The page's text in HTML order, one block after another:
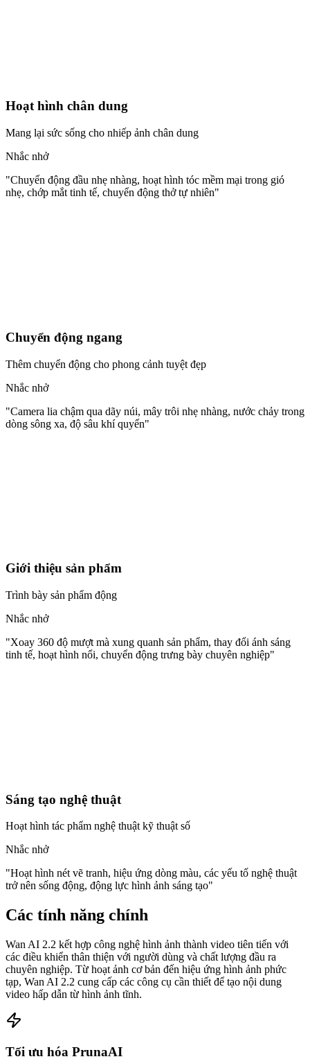
Hoạt hình chân dung
Mang lại sức sống cho nhiếp ảnh chân dung
Nhắc nhở
"Chuyển động đầu nhẹ nhàng, hoạt hình tóc mềm mại trong gió
nhẹ, chớp mắt tinh tế, chuyển động thở tự nhiên"
Chuyển động ngang
Thêm chuyển động cho phong cảnh tuyệt đẹp
Nhắc nhở
"Camera lia chậm qua dãy núi, mây trôi nhẹ nhàng, nước chảy trong
dòng sông xa, độ sâu khí quyển"
Giới thiệu sản phẩm
Trình bày sản phẩm động
Nhắc nhở
"Xoay 360 độ mượt mà xung quanh sản phẩm, thay đổi ánh sáng
tinh tế, hoạt hình nổi, chuyển động trưng bày chuyên nghiệp"
Sáng tạo nghệ thuật
Hoạt hình tác phẩm nghệ thuật kỹ thuật số
Nhắc nhở
"Hoạt hình nét vẽ tranh, hiệu ứng dòng màu, các yếu tố nghệ thuật
trở nên sống động, động lực hình ảnh sáng tạo"
Các tính năng chính
Wan AI 2.2 kết hợp công nghệ hình ảnh thành video tiên tiến với
các điều khiển thân thiện với người dùng và chất lượng đầu ra
chuyên nghiệp. Từ hoạt ảnh cơ bản đến hiệu ứng hình ảnh phức
tạp, Wan AI 2.2 cung cấp các công cụ cần thiết để tạo nội dung
video hấp dẫn từ hình ảnh tĩnh.
Tối ưu hóa PrunaAI